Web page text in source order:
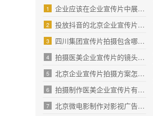
1 企业应该在企业宣传片中展示什么内容？
2 投放抖音的北京企业宣传片该怎么拍？
3 四川集团宣传片拍摄包含哪些要素？
4 拍摄医美企业宣传片的镜头组接技巧
5 北京企业宣传片拍摄方案怎么做？
6 拍摄制作医美企业宣传片有哪些要点？
7 北京微电影制作对影视广告的影响_北京广告制作公司